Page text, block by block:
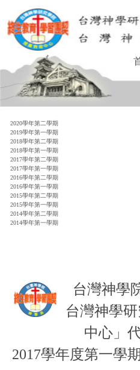
到
主
容
區
2020學年第二學期
2019學年第一學期
2018學年第二學期
2018學年第一學期
2017學年第二學期
2017學年第一學期
2016學年第二學期
2016學年第一學期
2015學年第二學期
2015學年第一學期
2014學年第二學期
2014學年第一學期
台灣神學
台灣神學
中心」
2017學年度第一學